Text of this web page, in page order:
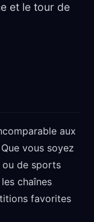
et le tour de
aux
vous soyez
de sports
chaînes
favorites